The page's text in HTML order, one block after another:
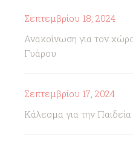
Σεπτεμβρίου 18, 2024
Ανακοίνωση για τον
Γυάρου
Σεπτεμβρίου 17, 2024
Κάλεσμα για την Παιδεία